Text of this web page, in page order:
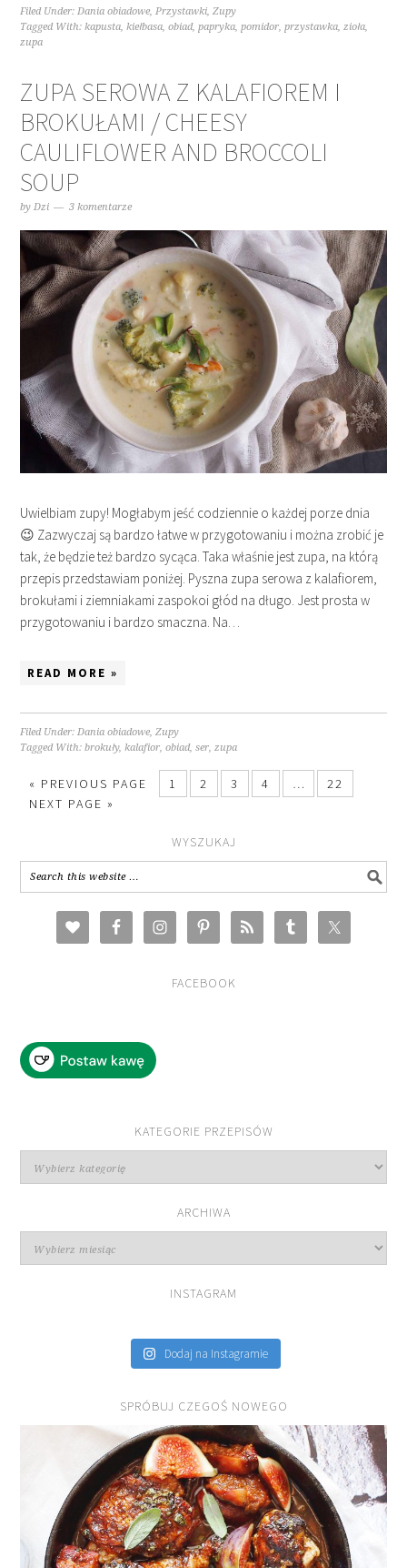
Filed Under:Dania obiadowe,Przystawki,Zupy
Tagged With:kapusta,kiełbasa,obiad,papryka,pomidor,przystawka,zioła,
zupa
ZUPA SEROWA Z KALAFIOREM I
BROKUŁAMI / CHEESY
CAULIFLOWER AND BROCCOLI
SOUP
byDzi 3 komentarze
Uwielbiam zupy! Mogłabym jeść codziennie o każdej porze dnia
😉 Zazwyczaj są bardzo łatwe w przygotowaniu i można zrobić je
tak, że będzie też bardzo sycąca. Taka właśnie jest zupa, na którą
przepis przedstawiam poniżej. Pyszna zupa serowa z kalafiorem,
brokułami i ziemniakami zaspokoi głód na długo. Jest prosta w
przygotowaniu i bardzo smaczna. Na…
READ MORE »
Filed Under:Dania obiadowe,Zupy
Tagged With:brokuły,kalafior,obiad,ser,zupa
« PREVIOUS PAGE 1 2 3 4 …
22
NEXT PAGE »
WYSZUKAJ
FACEBOOK
KATEGORIE PRZEPISÓW
przepisów
ARCHIWA
INSTAGRAM
Dodaj na Instagramie
SPRÓBUJ CZEGOŚ NOWEGO